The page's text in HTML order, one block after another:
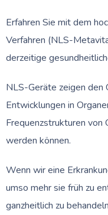
Erfahren Sie mit dem
Verfahren (NLS-
derzeitige
NLS-Geräte zeigen den
Entwicklungen in
Frequenzstrukturen von
werden können.
Wenn wir eine
umso mehr sie früh zu
ganzheitlich zu